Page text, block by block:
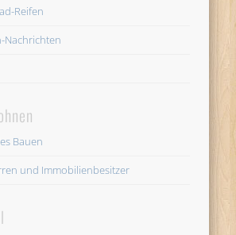
Reifen
Nachrichten
Bauen
und Immobilienbesitzer